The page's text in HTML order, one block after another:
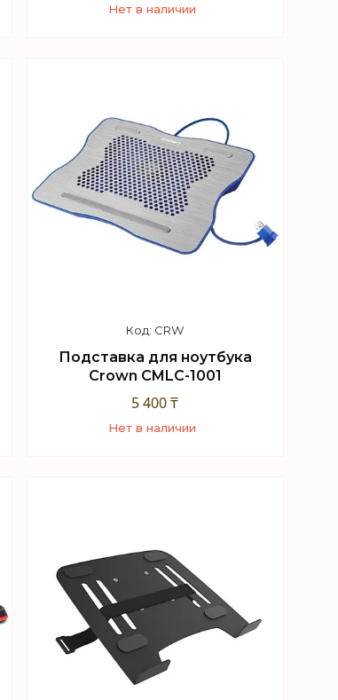
Нет в наличии
CRW
Подставка для ноутбука
Crown CMLC-1001
5 400 ₸
Нет в наличии